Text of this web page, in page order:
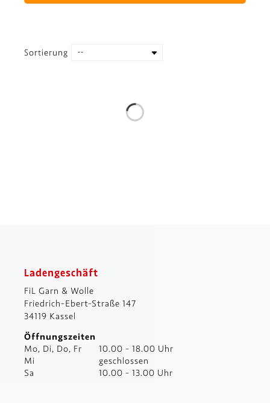
Sortierung
Ladengeschäft
FiL Garn & Wolle
Friedrich-Ebert-Straße 147
34119 Kassel
Öffnungszeiten
Mo, Di, Do, Fr
Mi
Sa
10.00 - 18.00 Uhr
geschlossen
10.00 - 13.00 Uhr